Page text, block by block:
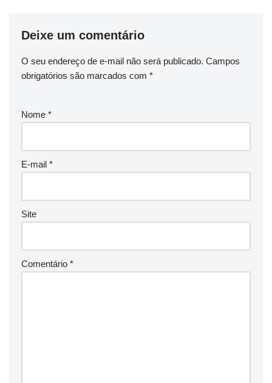
Deixe um comentário
O seu endereço de e-mail não será publicado. Campos
obrigatórios são marcados com *
Nome *
E-mail *
Site
Comentário *